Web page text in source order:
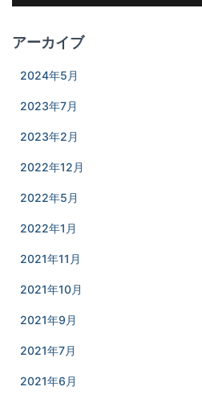
アーカイブ
2024年5月
2023年7月
2023年2月
2022年12月
2022年5月
2022年1月
2021年11月
2021年10月
2021年9月
2021年7月
2021年6月